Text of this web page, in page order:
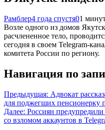
Рамблер4 года спустя01
Возле одного из домов
расчлененное тело,
сегодня в своем Telegram-
комитета России по региону.
Навигация по
Предыдущая: Адвокат
для поджегших пенсионерку
Далее: Россиян
со взломом аккаунтов в